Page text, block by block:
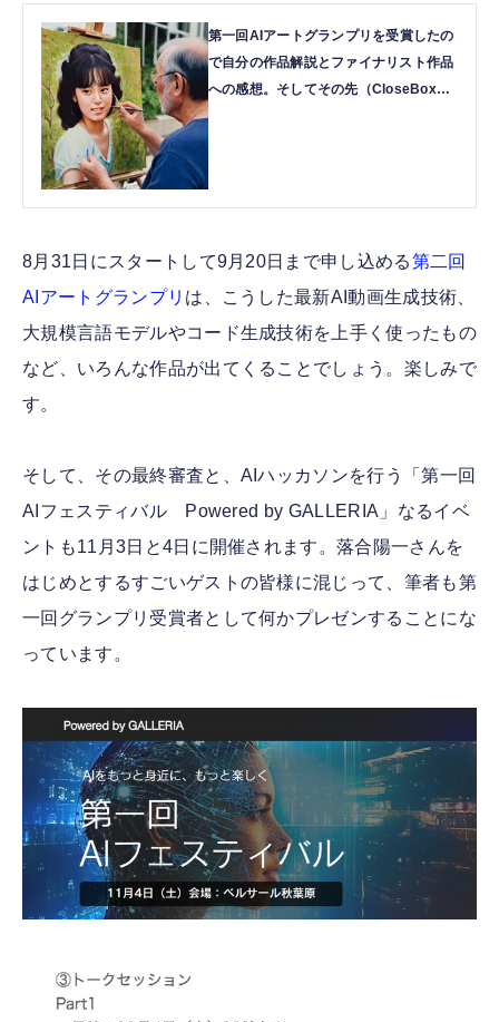
第一回AIアートグランプリを受賞したの
で自分の作品解説とファイナリスト作品
への感想。そしてその先（CloseBox） |
8月31日にスタートして9月20日まで申し込める第二回
AIアートグランプリ は、こうした最新AI動画生成技術、
大規模言語モデルやコード生成技術を上手く使ったもの
など、いろんな作品が出てくることでしょう。楽しみで
す。
そして、その最終審査と、AIハッカソンを行う「第一回
AIフェスティバル Powered by GALLERIA」なるイベ
ントも11月3日と4日に開催されます。落合陽一さんを
はじめとするすごいゲストの皆様に混じって、筆者も第
一回グランプリ受賞者として何かプレゼンすることにな
っています。